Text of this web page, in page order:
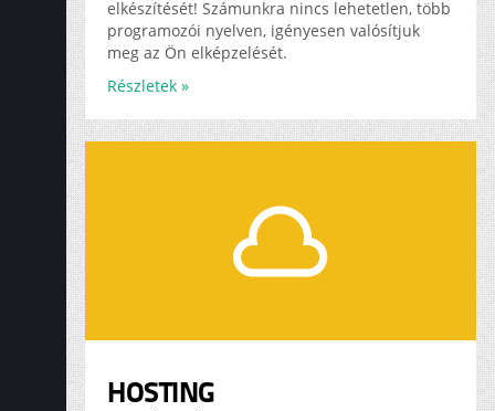
elkészítését! Számunkra nincs lehetetlen, több
programozói nyelven, igényesen valósítjuk
meg az Ön elképzelését.
Részletek »
HOSTING